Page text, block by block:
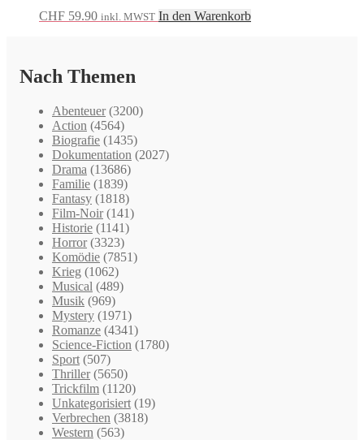
CHF 59.90 inkl. MWST In den Warenkorb
Nach Themen
Abenteuer (3200)
Action (4564)
Biografie (1435)
Dokumentation (2027)
Drama (13686)
Familie (1839)
Fantasy (1818)
Film-Noir (141)
Historie (1141)
Horror (3323)
Komödie (7851)
Krieg (1062)
Musical (489)
Musik (969)
Mystery (1971)
Romanze (4341)
Science-Fiction (1780)
Sport (507)
Thriller (5650)
Trickfilm (1120)
Unkategorisiert (19)
Verbrechen (3818)
Western (563)